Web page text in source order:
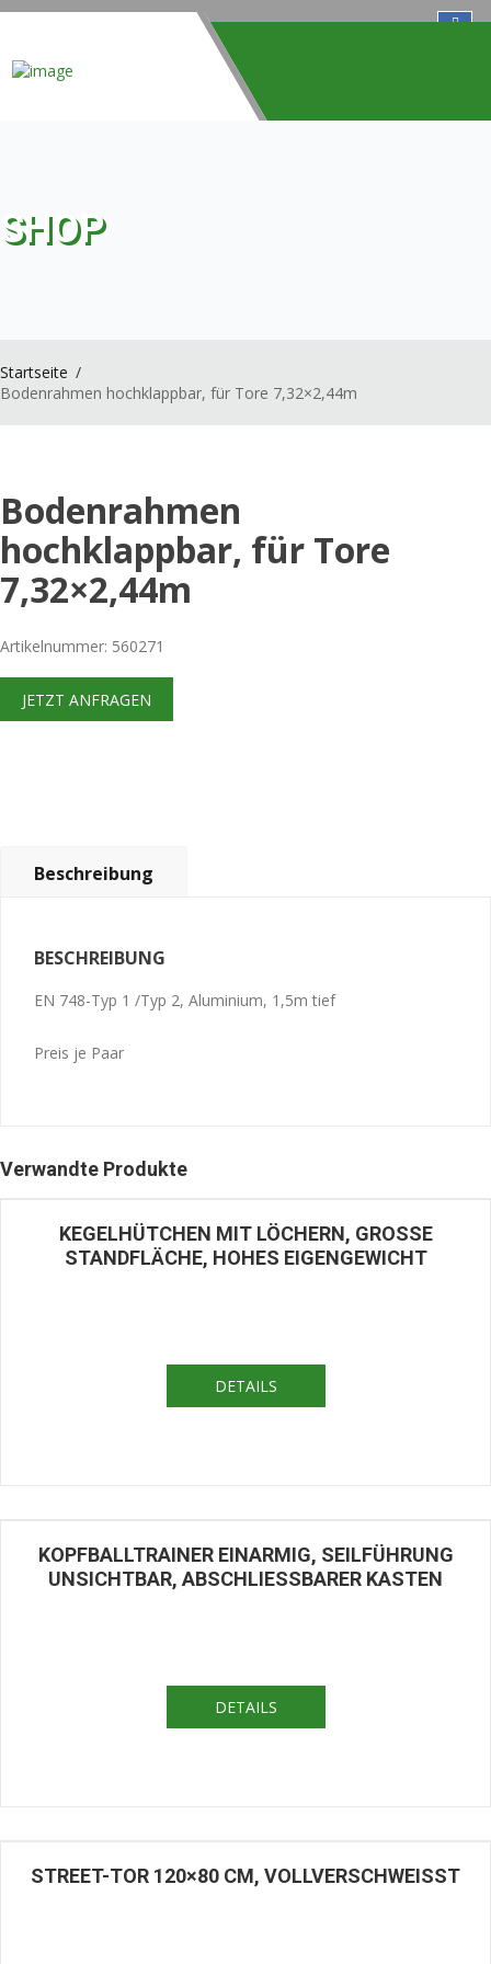
Toggle
navigation
SHOP
Startseite
Bodenrahmen hochklappbar, für Tore 7,32×2,44m
Bodenrahmen
hochklappbar, für Tore
7,32×2,44m
Artikelnummer: 560271
JETZT ANFRAGEN
Beschreibung
BESCHREIBUNG
EN 748-Typ 1 /Typ 2, Aluminium, 1,5m tief
Preis je Paar
Verwandte Produkte
KEGELHÜTCHEN MIT LÖCHERN, GROSSE S
TANDFLÄCHE, HOHES EIGENGEWICHT
DETAILS
KOPFBALLTRAINER EINARMIG, SEILFÜHRUNG
UNSICHTBAR, ABSCHLIESSBARER KASTEN
DETAILS
STREET-TOR 120×80 CM, VOLLVERSCHWEISST